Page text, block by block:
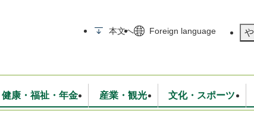
本文へ Foreign language
健康・福祉・年金 産業・観光 文化・スポーツ